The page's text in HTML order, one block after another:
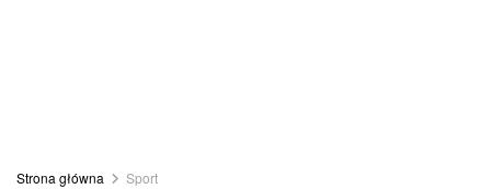
Strona główna Sport